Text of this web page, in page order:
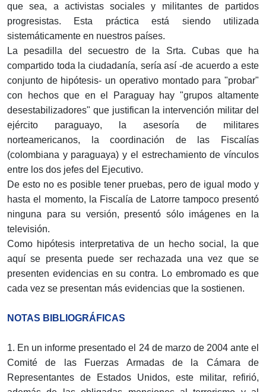
que sea, a activistas sociales y militantes de partidos
progresistas. Esta práctica está siendo utilizada
sistemáticamente en nuestros países.
La pesadilla del secuestro de la Srta. Cubas que ha
compartido toda la ciudadanía, sería así -de acuerdo a este
conjunto de hipótesis- un operativo montado para "probar"
con hechos que en el Paraguay hay "grupos altamente
desestabilizadores" que justifican la intervención militar del
ejército paraguayo, la asesoría de militares
norteamericanos, la coordinación de las Fiscalías
(colombiana y paraguaya) y el estrechamiento de vínculos
entre los dos jefes del Ejecutivo.
De esto no es posible tener pruebas, pero de igual modo y
hasta el momento, la Fiscalía de Latorre tampoco presentó
ninguna para su versión, presentó sólo imágenes en la
televisión.
Como hipótesis interpretativa de un hecho social, la que
aquí se presenta puede ser rechazada una vez que se
presenten evidencias en su contra. Lo embromado es que
cada vez se presentan más evidencias que la sostienen.
NOTAS BIBLIOGRÁFICAS
1. En un informe presentado el 24 de marzo de 2004 ante el
Comité de las Fuerzas Armadas de la Cámara de
Representantes de Estados Unidos, este militar, refirió,